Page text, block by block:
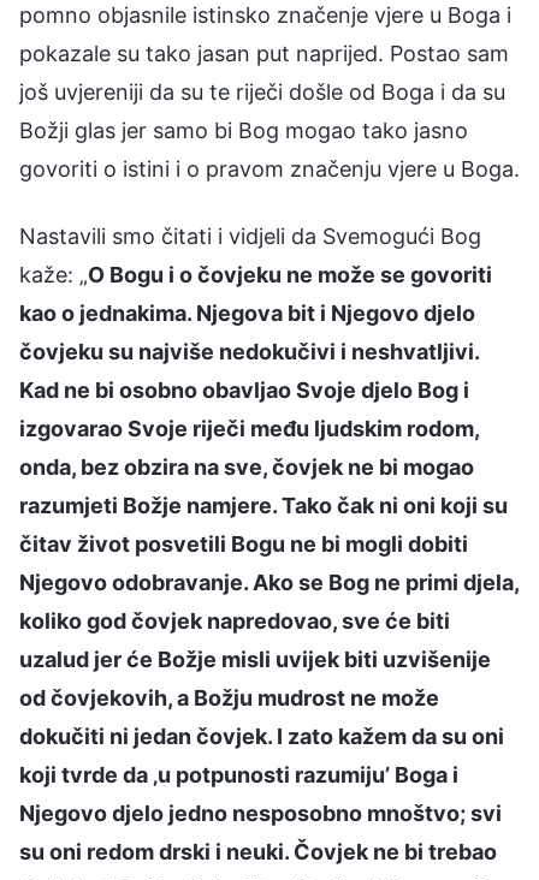
pomno objasnile istinsko značenje vjere u Boga i
pokazale su tako jasan put naprijed. Postao sam
još uvjereniji da su te riječi došle od Boga i da su
Božji glas jer samo bi Bog mogao tako jasno
govoriti o istini i o pravom značenju vjere u Boga.
Nastavili smo čitati i vidjeli da Svemogući Bog
kaže: „O Bogu i o čovjeku ne može se govoriti
kao o jednakima. Njegova bit i Njegovo djelo
čovjeku su najviše nedokučivi i neshvatljivi.
Kad ne bi osobno obavljao Svoje djelo Bog i
izgovarao Svoje riječi među ljudskim rodom,
onda, bez obzira na sve, čovjek ne bi mogao
razumjeti Božje namjere. Tako čak ni oni koji su
čitav život posvetili Bogu ne bi mogli dobiti
Njegovo odobravanje. Ako se Bog ne primi djela,
koliko god čovjek napredovao, sve će biti
uzalud jer će Božje misli uvijek biti uzvišenije
od čovjekovih, a Božju mudrost ne može
dokučiti ni jedan čovjek. I zato kažem da su oni
koji tvrde da ‚u potpunosti razumiju’ Boga i
Njegovo djelo jedno nesposobno mnoštvo; svi
su oni redom drski i neuki. Čovjek ne bi trebao